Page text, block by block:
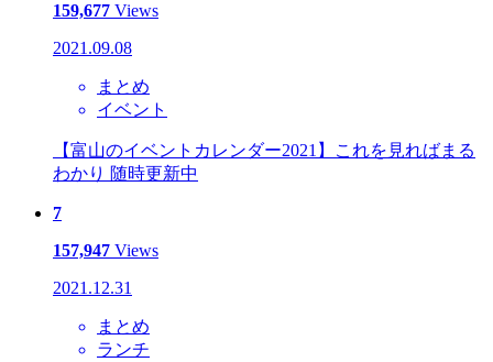
159,677 Views
2021.09.08
まとめ
イベント
【富山のイベントカレンダー2021】これを見ればまる
わかり 随時更新中
7
157,947 Views
2021.12.31
まとめ
ランチ